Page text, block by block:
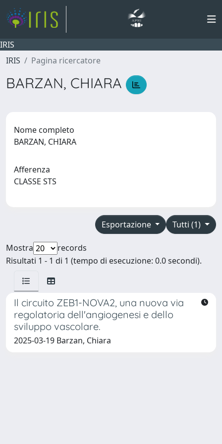
IRIS
IRIS
Pagina ricercatore
BARZAN, CHIARA
Nome completo
BARZAN, CHIARA
Afferenza
CLASSE STS
Tutti (1)
Esportazione
Mostra
records
Risultati 1 - 1 di 1 (tempo di esecuzione: 0.0 secondi).
Il circuito ZEB1-NOVA2, una nuova via
regolatoria dell'angiogenesi e dello
sviluppo vascolare.
2025-03-19 Barzan, Chiara